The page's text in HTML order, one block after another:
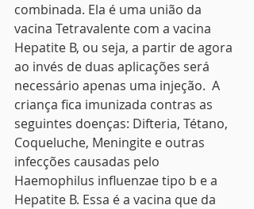
combinada. Ela é uma união da
vacina Tetravalente com a vacina
Hepatite B, ou seja, a partir de agora
ao invés de duas aplicações será
necessário apenas uma injeção.  A
criança fica imunizada contras as
seguintes doenças: Difteria, Tétano,
Coqueluche, Meningite e outras
infecções causadas pelo
Haemophilus influenzae tipo b e a
Hepatite B. Essa é a vacina que da